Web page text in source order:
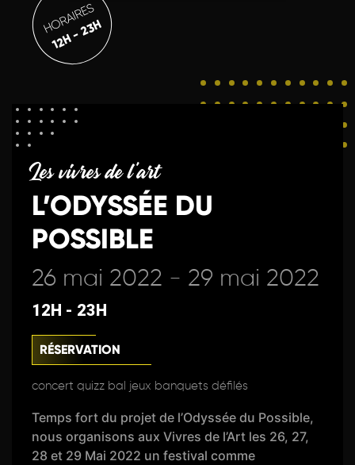
HORAIRES
12H - 23H
Les vivres de l'art
L’ODYSSÉE DU
POSSIBLE
26 mai 2022 - 29 mai 2022
12H - 23H
RÉSERVATION
concert quizz bal jeux banquets défilés
Temps fort du projet de l’Odyssée du Possible,
nous organisons aux Vivres de l’Art les 26, 27,
28 et 29 Mai 2022 un festival comme